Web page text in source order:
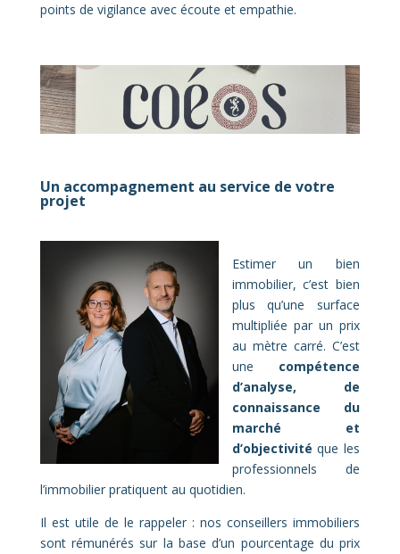
points de vigilance avec écoute et empathie.
Un accompagnement au service de votre
projet
Estimer un bien
immobilier, c’est bien
plus qu’une surface
multipliée par un prix
au mètre carré. C’est
une compétence
d’analyse, de
connaissance du
marché et
d’objectivité que les
professionnels de
l’immobilier pratiquent au quotidien.
Il est utile de le rappeler : nos conseillers immobiliers
sont rémunérés sur la base d’un pourcentage du prix